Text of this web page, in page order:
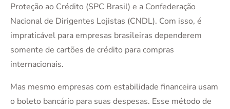
Proteção ao Crédito (SPC Brasil) e a Confederação
Nacional de Dirigentes Lojistas (CNDL). Com isso, é
impraticável para empresas brasileiras dependerem
somente de cartões de crédito para compras
internacionais.
Mas mesmo empresas com estabilidade financeira usam
o boleto bancário para suas despesas. Esse método de